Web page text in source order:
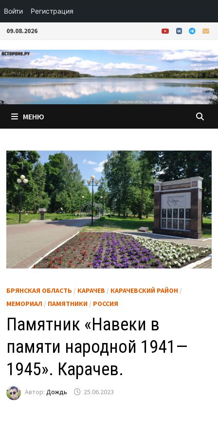
Войти Регистрация
Перейти
содержимому
09.08.2026
МЕНЮ
БРЯНСКАЯ ОБЛАСТЬ / КАРАЧЕВ / КАРАЧЕВСКИЙ РАЙОН/
МЕМОРИАЛ/ ПАМЯТНИКИ/ РОССИЯ
Памятник «Навеки в
памяти народной 1941—
1945». Карачев.
Автор: Дождь 25.06.2023